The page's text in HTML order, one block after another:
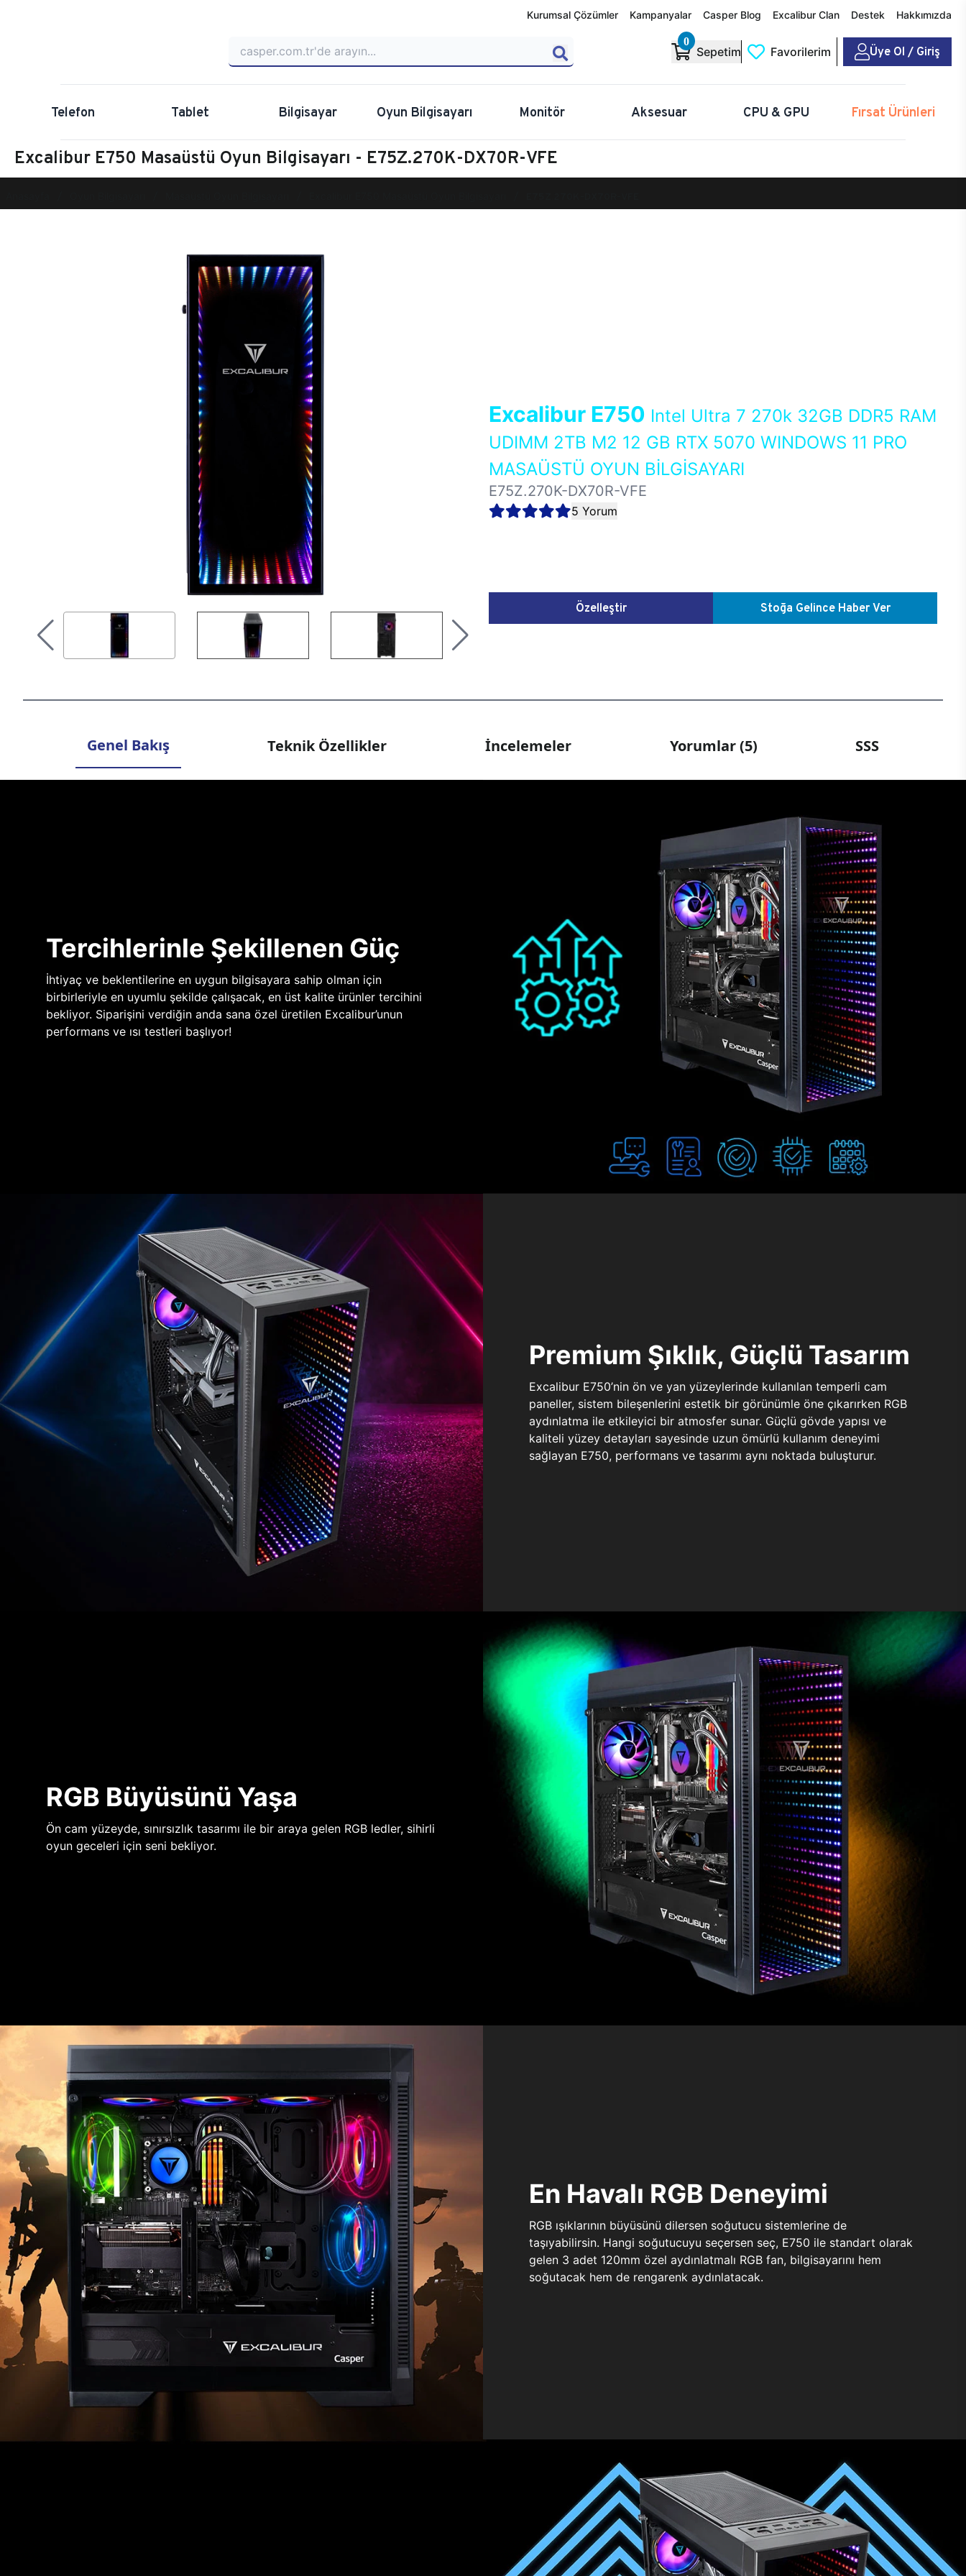
Kurumsal Çözümler Kampanyalar Casper Blog Excalibur Clan Destek Hakkımızda
0
Sepetim Favorilerim Üye Ol / Giriş
Telefon Tablet Bilgisayar Oyun Bilgisayarı Monitör Aksesuar CPU & GPU Fırsat Ürünleri
Excalibur E750 Masaüstü Oyun Bilgisayarı - E75Z.270K-DX70R-VFE
Excalibur E750 Intel Ultra 7 270k 32GB DDR5 RAM
UDIMM 2TB M2 12 GB RTX 5070 WINDOWS 11 PRO
MASAÜSTÜ OYUN BİLGİSAYARI
E75Z.270K-DX70R-VFE
5 Yorum
Özelleştir Stoğa Gelince Haber Ver
Genel Bakış Teknik Özellikler İncelemeler Yorumlar (5) SSS
Tercihlerinle Şekillenen Güç
İhtiyaç ve beklentilerine en uygun bilgisayara sahip olman için
birbirleriyle en uyumlu şekilde çalışacak, en üst kalite ürünler tercihini
bekliyor. Siparişini verdiğin anda sana özel üretilen Excalibur’unun
performans ve ısı testleri başlıyor!
Premium Şıklık, Güçlü Tasarım
Excalibur E750’nin ön ve yan yüzeylerinde kullanılan temperli cam
paneller, sistem bileşenlerini estetik bir görünümle öne çıkarırken RGB
aydınlatma ile etkileyici bir atmosfer sunar. Güçlü gövde yapısı ve
kaliteli yüzey detayları sayesinde uzun ömürlü kullanım deneyimi
sağlayan E750, performans ve tasarımı aynı noktada buluşturur.
RGB Büyüsünü Yaşa
Ön cam yüzeyde, sınırsızlık tasarımı ile bir araya gelen RGB ledler, sihirli
oyun geceleri için seni bekliyor.
En Havalı RGB Deneyimi
RGB ışıklarının büyüsünü dilersen soğutucu sistemlerine de
taşıyabilirsin. Hangi soğutucuyu seçersen seç, E750 ile standart olarak
gelen 3 adet 120mm özel aydınlatmalı RGB fan, bilgisayarını hem
soğutacak hem de rengarenk aydınlatacak.